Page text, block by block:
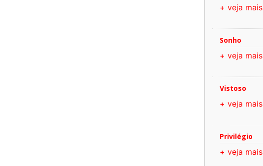
+ veja mais
Sonho
+ veja mais
Vistoso
+ veja mais
Privilégio
+ veja mais